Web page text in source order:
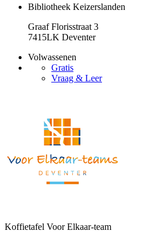
Bibliotheek Keizerslanden
Graaf Florisstraat 3
7415LK Deventer
Volwassenen
Gratis
Vraag & Leer
Koffietafel Voor Elkaar-team